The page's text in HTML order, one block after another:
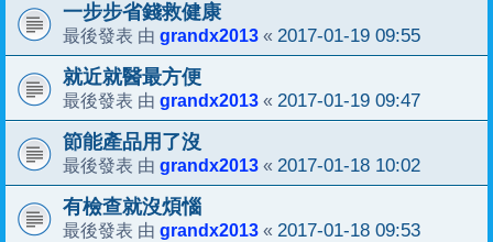
一步步省錢救健康
最後發表 由 grandx2013 « 2017-01-19 09:55
就近就醫最方便
最後發表 由 grandx2013 « 2017-01-19 09:47
節能產品用了沒
最後發表 由 grandx2013 « 2017-01-18 10:02
有檢查就沒煩惱
最後發表 由 grandx2013 « 2017-01-18 09:53